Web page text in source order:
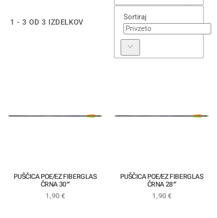
1 - 3 OD 3 IZDELKOV
Sortiraj
1,90 €
PUŠČICA POE/EZ FIBERGLAS
ČRNA 30″
1,90 €
PUŠČICA POE/EZ FIBERGLAS
ČRNA 28″